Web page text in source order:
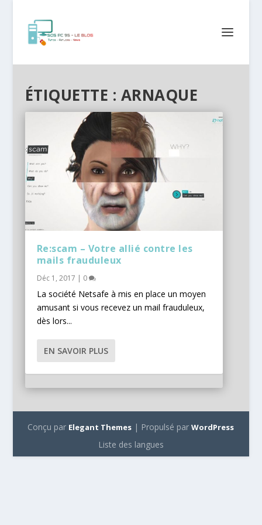
ÉTIQUETTE : ARNAQUE
Re:scam – Votre allié contre les
mails frauduleux
Déc 1, 2017 | 0
La société Netsafe à mis en place un moyen
amusant si vous recevez un mail frauduleux,
dès lors...
EN SAVOIR PLUS
Conçu par Elegant Themes | Propulsé parWordPress
Liste des langues